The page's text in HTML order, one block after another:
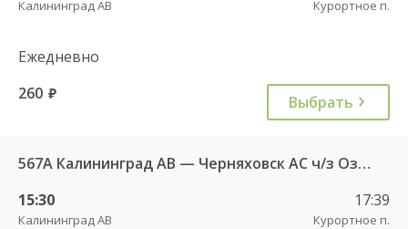
Калининград АВ Курортное п.
Ежедневно
260 руб. Выбрать
567А Калининград АВ — Черняховск АС ч/з Озерки п., Правдинск КДП, Железнодорожный КДП
15:30
Калининград АВ
17:39
Курортное п.